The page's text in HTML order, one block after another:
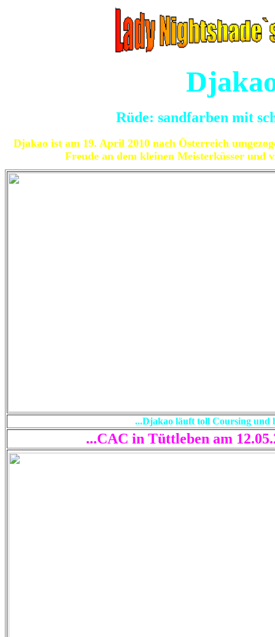
Rüde: sandfarben mit
Djakao ist am 19. April 2010 nach Österreich
Freude an dem kleinen Meisterküsser und
...Djakao läuft toll Coursing und
...CAC in Tüttleben am